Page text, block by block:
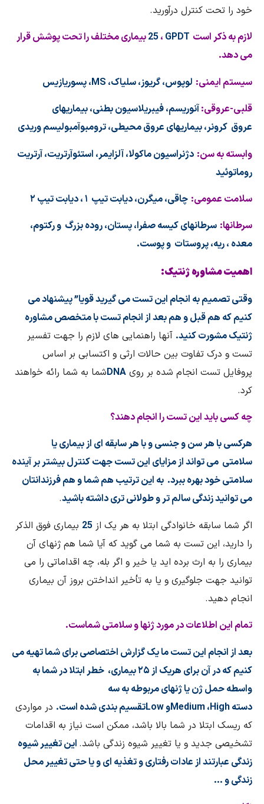
خود را تحت کنترل درآورید.
GPDT لازمبه ذکر است ،
بیماری مختلف را تحت پوشش قرار
می دهد.
سیستم ایمنی: لوپوس، گریوز، سلیاک، MS، پسوریازیس
قلبی-عروقی:آنوریسم، فیبریلاسیون بطنی، بیماریهای
عروق کرونر، بیماریهای عروق محیطی، ترومبوآمبولیسم وریدی
وابسته به سن: دژنراسیون ماکولا، آلزایمر، استئوآرتریت، آرتریت
روماتوئید
سلامت عمومی: چاقی، میگرن، دیابت تیپ ۱ ، دیابت تیپ ۲
سرطانها: سرطانهای کیسه صفرا، پستان، روده بزرگ و رکتوم،
معده ، ریه، پروستات و پوست.
اهمیت مشاوره ژنتیک:
وقتی تصمیم به انجام این تست می گیرید قویا” پیشنهاد می
کنیم که هم قبل و هم بعد از انجام تست با متخصص مشاوره
ژنتیک مشورت کنید. آنها راهنمایی های لازم را جهت تفسیر
تست و درک تفاوت بین حالات ارثی و اکتسابی بر اساس
پروفایل تست انجام شده بر روی DNAشما به شما رائه خواهند
کرد.
چه کسی باید این تست را انجام دهند؟
هرکسی با هر سن و جنسی و با هر سابقه ای از بیماری یا
سلامتی می تواند از مزایای این تست جهت کنترل بیشتر بر آینده
سلامتی خود بهره ببرد. به این ترتیب هم شما و هم فرزندانتان
می توانید زندگی سالم تر و طولانی تری داشته باشید.
اگر شما سابقه خانوادگی ابتلا به هر یک از 25 بیماری فوق الذکر
را دارید، این تست به شما می گوید که آیا شما هم ژنهای آن
بیماری را به ارث برده اید یا خیر و اگر بله، چه اقداماتی را می
توانید جهت جلوگیری و یا به تأخیر انداختن بروز آن بیماری
انجام دهید.
تمام این اطلاعات در مورد ژنها و سلامتی شماست.
بعد از انجام این تست ما یک گزارش اختصاصی برای شما تهیه می
کنیم که در آن برای هریک از ۲۵ بیماری، خطر ابتلا در شما به
واسطه حمل ژن یا ژنهای مربوطه به سه
دستهHigh،MediumوLowتقسیم بندی شده است. در مواردی
که ریسک ابتلا در شما بالا باشد، ممکن است نیاز به اقدامات
تشخیصی جدید و یا تغییر شیوه زندگی باشد. این تغییر شیوه
زندگی عبارتند از عادات رفتاری و تغذیه ای و یا حتی تغییر محل
زندگی و …